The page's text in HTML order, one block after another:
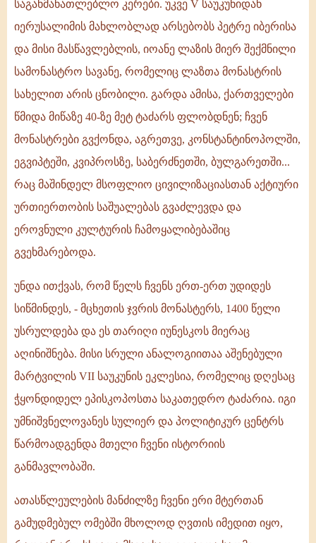
საგანმანათლებლო კერები. უკვე V საუკუნიდან
იერუსალიმის მახლობლად არსებობს პეტრე იბერისა
და მისი მასწავლებლის, იოანე ლაზის მიერ შექმნილი
სამონასტრო სავანე, რომელიც ლაზთა მონასტრის
სახელით არის ცნობილი. გარდა ამისა, ქართველები
წმიდა მიწაზე 40-ზე მეტ ტაძარს ფლობდნენ; ჩვენ
მონასტრები გვქონდა, აგრეთვე, კონსტანტინოპოლში,
ეგვიპტეში, კვიპროსზე, საბერძნეთში, ბულგარეთში...
რაც მაშინდელ მსოფლიო ცივილიზაციასთან აქტიური
ურთიერთობის საშუალებას გვაძლევდა და
ეროვნული კულტურის ჩამოყალიბებაშიც
გვეხმარებოდა.
უნდა ითქვას, რომ წელს ჩვენს ერთ-ერთ უდიდეს
სიწმინდეს, - მცხეთის ჯვრის მონასტერს, 1400 წელი
უსრულდება და ეს თარიღი იუნესკოს მიერაც
აღინიშნება. მისი სრული ანალოგიითაა აშენებული
მარტვილის VII საუკუნის ეკლესია, რომელიც დღესაც
ჭყონდიდელ ეპისკოპოსთა საკათედრო ტაძარია. იგი
უმნიშვნელოვანეს სულიერ და პოლიტიკურ ცენტრს
წარმოადგენდა მთელი ჩვენი ისტორიის
განმავლობაში.
ათასწლეულების მანძილზე ჩვენი ერი მტერთან
გამუდმებულ ომებში მხოლოდ ღვთის იმედით იყო,